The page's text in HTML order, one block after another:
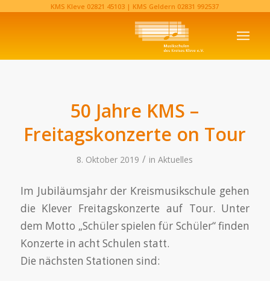
KMS Kleve 02821 45103‬ | KMS Geldern 02831 992537‬
50 Jahre KMS –
Freitagskonzerte on Tour
8. Oktober 2019 / inAktuelles
Im Jubiläumsjahr der Kreismusikschule gehen
die Klever Freitagskonzerte auf Tour. Unter
dem Motto „Schüler spielen für Schüler“ finden
Konzerte in acht Schulen statt.
Die nächsten Stationen sind: